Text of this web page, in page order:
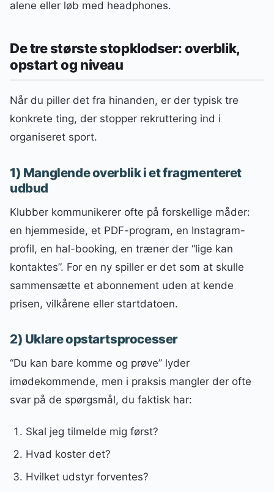
alene eller løb med headphones.
De tre største stopklodser: overblik,
opstart og niveau
Når du piller det fra hinanden, er der typisk tre
konkrete ting, der stopper rekruttering ind i
organiseret sport.
1) Manglende overblik i et fragmenteret
udbud
Klubber kommunikerer ofte på forskellige måder:
en hjemmeside, et PDF-program, en Instagram-
profil, en hal-booking, en træner der “lige kan
kontaktes”. For en ny spiller er det som at skulle
sammensætte et abonnement uden at kende
prisen, vilkårene eller startdatoen.
2) Uklare opstartsprocesser
“Du kan bare komme og prøve” lyder
imødekommende, men i praksis mangler der ofte
svar på de spørgsmål, du faktisk har:
Skal jeg tilmelde mig først?
Hvad koster det?
Hvilket udstyr forventes?